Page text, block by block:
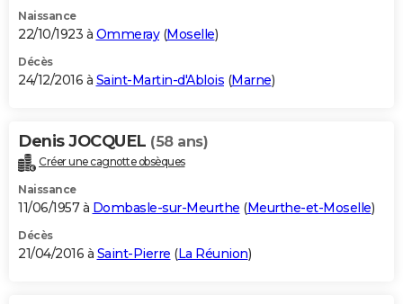
Naissance
22/10/1923 à Ommeray(Moselle)
Décès
24/12/2016 à Saint-Martin-d'Ablois (Marne)
Denis JOCQUEL (58 ans)
Créer une cagnotte obsèques
Naissance
11/06/1957 à Dombasle-sur-Meurthe (Meurthe-et-Moselle)
Décès
21/04/2016 à Saint-Pierre (La Réunion)